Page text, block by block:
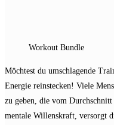
Workout Bundle
Möchtest du umschlagende
Energie reinstecken! Viele
zu geben, die vom
mentale Willenskraft, versorgt